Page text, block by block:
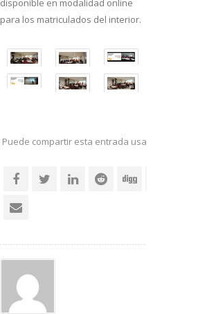
para los matriculados del interior.
Puede compartir esta entrada usando sus